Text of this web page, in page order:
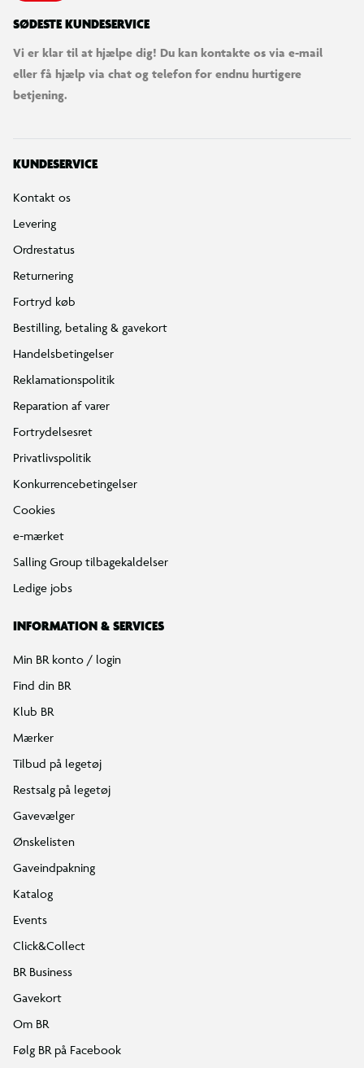
SØDESTE KUNDESERVICE
Vi er klar til at hjælpe dig! Du kan kontakte os via e-mail
eller få hjælp via chat og telefon for endnu hurtigere
betjening.
KUNDESERVICE
Kontakt os
Levering
Ordrestatus
Returnering
Fortryd køb
Bestilling, betaling & gavekort
Handelsbetingelser
Reklamationspolitik
Reparation af varer
Fortrydelsesret
Privatlivspolitik
Konkurrencebetingelser
Cookies
e-mærket
Salling Group tilbagekaldelser
Ledige jobs
INFORMATION & SERVICES
Min BR konto / login
Find din BR
Klub BR
Mærker
Tilbud på legetøj
Restsalg på legetøj
Gavevælger
Ønskelisten
Gaveindpakning
Katalog
Events
Click&Collect
BR Business
Gavekort
Om BR
Følg BR på Facebook